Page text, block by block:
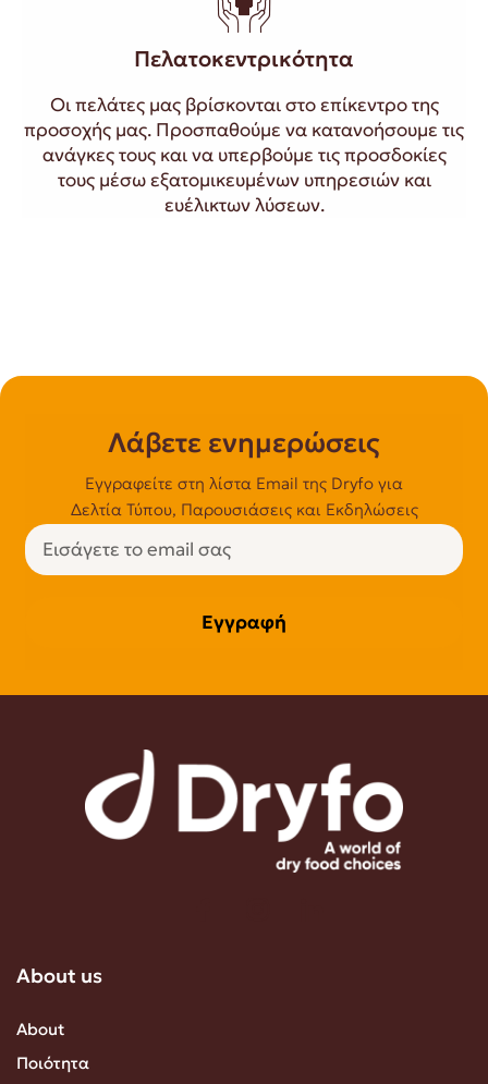
Πελατοκεντρικότητα
Οι πελάτες μας βρίσκονται στο επίκεντρο της
προσοχής μας. Προσπαθούμε να κατανοήσουμε τις
ανάγκες τους και να υπερβούμε τις προσδοκίες
τους μέσω εξατομικευμένων υπηρεσιών και
ευέλικτων λύσεων.
Λάβετε ενημερώσεις
Εγγραφείτε στη λίστα Email της Dryfo για
Δελτία Τύπου, Παρουσιάσεις και Εκδηλώσεις
Εγγραφή
About us
About
Ποιότητα